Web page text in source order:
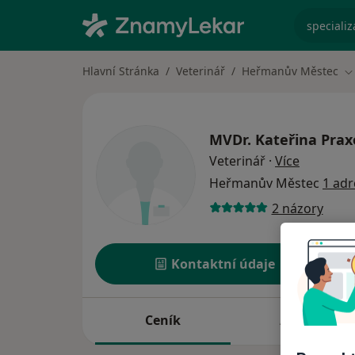
Hlavní Stránka Veterinář Heřmanův Městec
MVDr. Kateřina
Veterinář · Více
Heřmanův Městec 1
2 názory
Kontaktní údaje
Ceník Adresy